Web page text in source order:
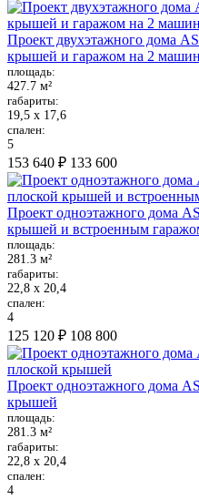
Проект двухэтажного дома
крышей и гаражом на 2
площадь:
427.7 м²
габариты:
19,5 х 17,6
спален:
5
153 640 ₽ 133 600
Проект одноэтажного дома
крышей и встроенным
площадь:
281.3 м²
габариты:
22,8 х 20,4
спален:
4
125 120 ₽ 108 800
Проект одноэтажного дома
крышей
площадь:
281.3 м²
габариты:
22,8 х 20,4
спален:
4